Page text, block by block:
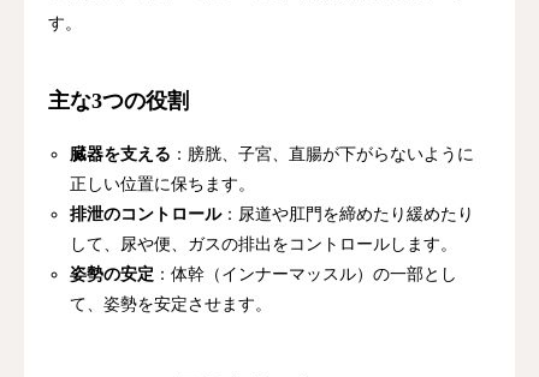
す。
主な3つの役割
臓器を支える ：膀胱、子宮、直腸が下がらないように
正しい位置に保ちます。
排泄のコントロール：尿道や肛門を締めたり緩めたり
して、尿や便、ガスの排出をコントロールします。
姿勢の安定 ：体幹（インナーマッスル）の一部とし
て、姿勢を安定させます。